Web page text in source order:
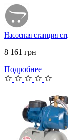
Насосная станция
8 161 грн
Подробнее